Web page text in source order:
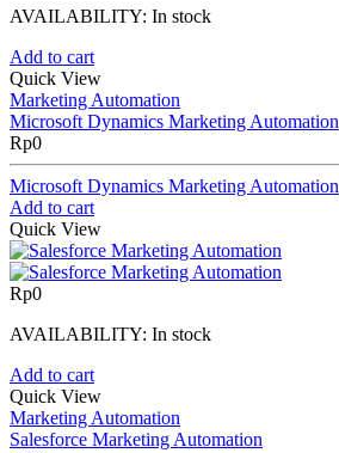
AVAILABILITY: In stock
Add to cart
Quick View
Marketing Automation
Microsoft Dynamics Marketing Automation
Rp0
Microsoft Dynamics Marketing Automation
Add to cart
Quick View
Rp0
AVAILABILITY: In stock
Add to cart
Quick View
Marketing Automation
Salesforce Marketing Automation